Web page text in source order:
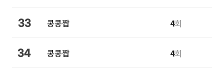
33 콩콩짭 4회
34 콩콩짭 4회